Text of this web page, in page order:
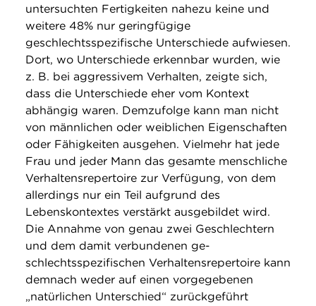
untersuchten Fertigkeiten nahezu keine und
weitere 48% nur geringfügige
geschlechtsspezifische Unterschiede aufwiesen.
Dort, wo Unterschiede erkennbar wurden, wie
z. B. bei aggressivem Verhalten, zeigte sich,
dass die Unterschiede eher vom Kontext
abhängig waren. Demzufolge kann man nicht
von männlichen oder weiblichen Eigenschaften
oder Fähigkeiten ausgehen. Vielmehr hat jede
Frau und jeder Mann das gesamte menschliche
Verhaltensrepertoire zur Verfügung, von dem
allerdings nur ein Teil aufgrund des
Lebenskontextes verstärkt ausgebildet wird.
Die Annahme von genau zwei Geschlechtern
und dem damit verbundenen ge-
schlechtsspezifischen Verhaltensrepertoire kann
demnach weder auf einen vorgegebenen
„natürlichen Unterschied“ zurückgeführt